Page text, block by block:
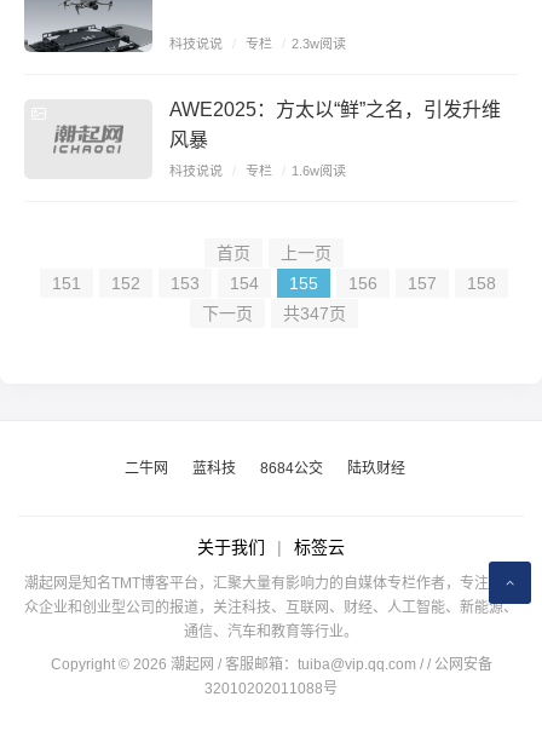
科技说说 / 专栏 / 2.3w阅读
AWE2025：方太以“鲜”之名，引发升维
风暴
科技说说 / 专栏 / 1.6w阅读
首页
上一页
151
152 153 154 155 156 157
158
下一页
共347页
二牛网 蓝科技 8684公交 陆玖财经
关于我们 | 标签云
潮起网是知名TMT博客平台，汇聚大量有影响力的自媒体专栏作者，专注于公
众企业和创业型公司的报道，关注科技、互联网、财经、人工智能、新能源、
通信、汽车和教育等行业。
Copyright © 2026 潮起网 / 客服邮箱： tuiba@vip.qq.com / / 公网安备
32010202011088号